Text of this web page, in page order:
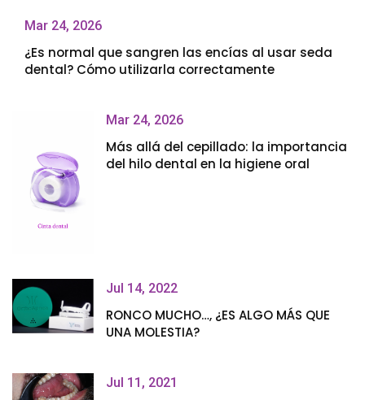
Mar 24, 2026
¿Es normal que sangren las encías al usar seda
dental? Cómo utilizarla correctamente
Mar 24, 2026
Más allá del cepillado: la importancia
del hilo dental en la higiene oral
Jul 14, 2022
RONCO MUCHO…, ¿ES ALGO MÁS QUE
UNA MOLESTIA?
Jul 11, 2021